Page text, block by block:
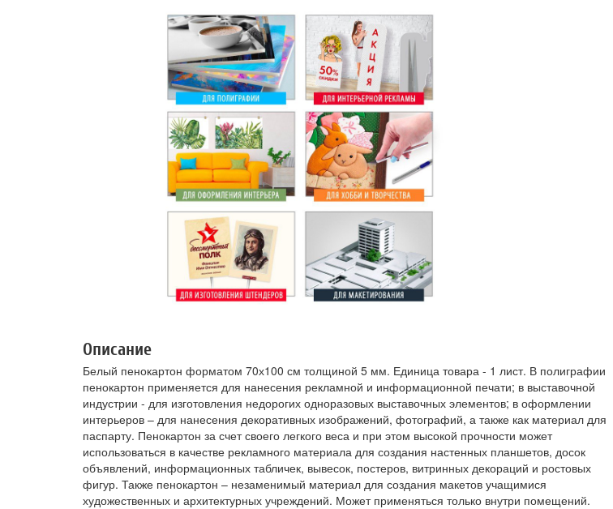
Описание
Белый пенокартон форматом 70х100 см толщиной 5 мм. Единица товара - 1 лист. В полиграфии
пенокартон применяется для нанесения рекламной и информационной печати; в выставочной
индустрии - для изготовления недорогих одноразовых выставочных элементов; в оформлении
интерьеров – для нанесения декоративных изображений, фотографий, а также как материал для
паспарту. Пенокартон за счет своего легкого веса и при этом высокой прочности может
использоваться в качестве рекламного материала для создания настенных планшетов, досок
объявлений, информационных табличек, вывесок, постеров, витринных декораций и ростовых
фигур. Также пенокартон – незаменимый материал для создания макетов учащимися
художественных и архитектурных учреждений. Может применяться только внутри помещений.